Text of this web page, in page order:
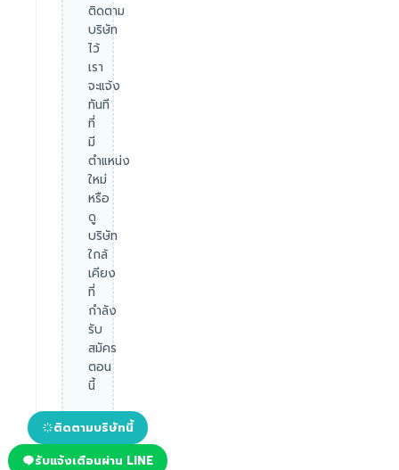
ติดตาม
บริษัท
ไว้
เรา
จะแจ้ง
ทันที
ที่
มี
ตำแหน่ง
ใหม่
หรือ
ดู
บริษัท
ใกล้
เคียง
ที่
กำลัง
รับ
สมัคร
ตอน
นี้
ติดตามบริษัทนี้
รับแจ้งเตือนผ่าน LINE